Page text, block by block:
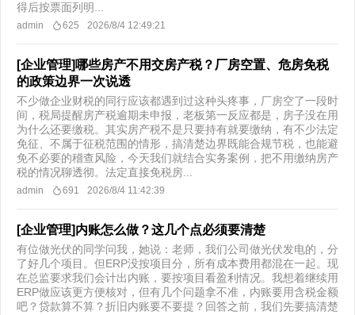
得后按票面列明...
admin 625 2026/8/4 12:49:21
[企业管理]哪些房产不用交房产税？厂房空置、危房免税
的政策边界一次说透
不少做企业财税的同行应该都遇到过这种头疼事，厂房空了一段时
间，税局提醒房产税逾期未申报，老板第一反应都是，房子没在用
为什么还要缴税。其实房产税不是只要持有就要缴纳，有不少法定
免征、不属于征税范围的情形，搞清楚边界既能合规节税，也能避
免不必要的稽查风险，今天我们就结合实务案例，把不用缴纳房产
税的情况聊透彻。法定直接免税房...
admin 691 2026/8/4 11:42:39
[企业管理]内账怎么做？这几个点必须要清楚
有位做光伏的同学问我，她说：老师，我们公司做光伏发电的，分
了好几个项目。但ERP没按项目分，所有成本费用都混在一起。现
在总监要求我们会计出内账，要按项目看盈利情况。我想着继续用
ERP做应该更方便核对，但有几个问题拿不准，内账要用含税金额
吧？贷款算不算？折旧内账要不要提？回答之前，我们先要搞清楚